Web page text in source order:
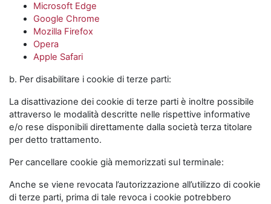
Microsoft Edge
Google Chrome
Mozilla Firefox
Opera
Apple Safari
b. Per disabilitare i cookie di terze parti:
La disattivazione dei cookie di terze parti è inoltre possibile
attraverso le modalità descritte nelle rispettive informative
e/o rese disponibili direttamente dalla società terza titolare
per detto trattamento.
Per cancellare cookie già memorizzati sul terminale:
Anche se viene revocata l’autorizzazione all’utilizzo di cookie
di terze parti, prima di tale revoca i cookie potrebbero